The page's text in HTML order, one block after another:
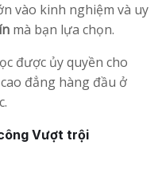
vào kinh nghiệm và uy
mà bạn lựa chọn.
được ủy quyền cho
đẳng hàng đầu ở
Vượt trội